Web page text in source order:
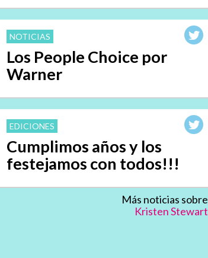
NOTICIAS
Los People Choice por
Warner
EDICIONES
Cumplimos años y los
festejamos con todos!!!
Más noticias sobre
Kristen Stewart